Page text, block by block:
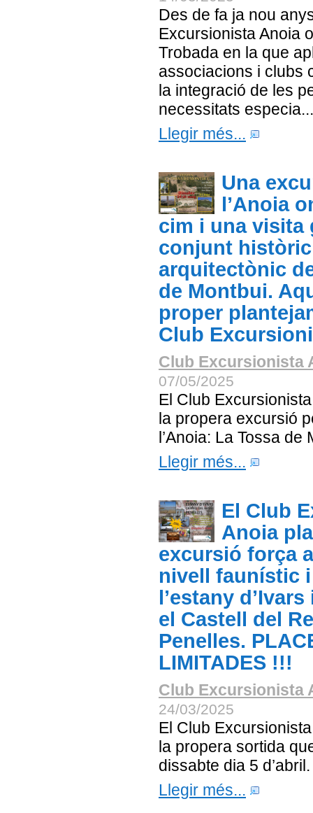
Des de fa ja nou
Excursionista Anoia
Trobada en la que
associacions i clubs
la integració de les
necessitats especia...
Llegir més...
Una
l’Anoia
cim i una visita
conjunt
arquitectònic
de Montbui.
proper
Club
Club Excursionista
07/05/2025
El Club
la propera excursió
l’Anoia: La Tossa de
Llegir més...
El Club
Anoia
excursió força
nivell faunístic
l’estany
el Castell del
Penelles.
LIMITADES !!!
Club Excursionista
24/03/2025
El Club
la propera sortida
dissabte dia 5 d’abril.
Llegir més...